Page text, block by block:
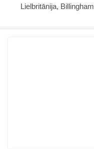
Lielbritānija, Billingham